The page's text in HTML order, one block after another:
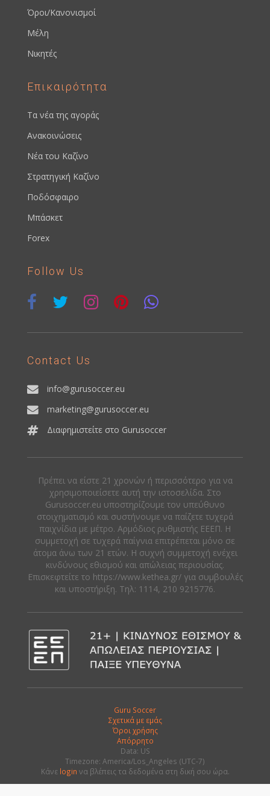
Όροι/Κανονισμοί
Μέλη
Νικητές
Επικαιρότητα
Τα νέα της αγοράς
Ανακοινώσεις
Νέα του Καζίνο
Στρατηγική Καζίνο
Ποδόσφαιρο
Μπάσκετ
Forex
Follow Us
Contact Us
info@gurusoccer.eu
marketing@gurusoccer.eu
Διαφημιστείτε στο Gurusoccer
Πρέπει να είστε 21 χρονών ή περισσότερο για να
χρησιμοποιείσετε αυτή την ιστοσελίδα. Στο
Gurusoccer.eu υποστηρίζουμε τον υπεύθυνο
στοιχηματισμό και συστήνουμε να παίζετε τυχερά
παιχνίδια με μέτρο. Αρμόδιος ρυθμιστής ΕΕΕΠ. Η
συμμετοχή σε τυχερά παίγνια επιτρέπεται μόνο σε
άτομα άνω των 21 ετών. Η συχνή συμμετοχή ενέχει
κινδύνους εθισμού και απώλειας περιουσίας.
Eπισκεφτείτε το https://www.kethea.gr/ για συμβουλές
και υποστήριξη. Tηλ: 1114, 210 9215776.
Guru Soccer
Σχετικά με εμάς
Όροι χρήσης
Απόρρητο
Data: US
Timezone: America/Los_Angeles (UTC-7)
Κάνε login να βλέπεις τα δεδομένα στη δική σου ώρα.